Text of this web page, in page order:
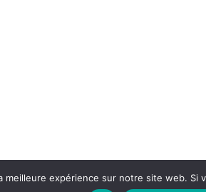
meilleure expérience sur notre site web.